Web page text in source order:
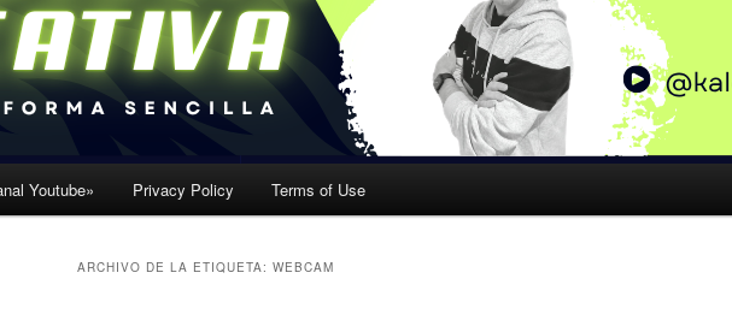
Youtube» Privacy Policy Terms of Use
ARCHIVO DE LA ETIQUETA: WEBCAM